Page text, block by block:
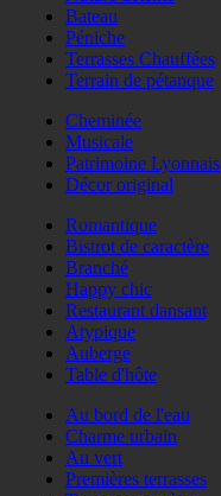
Bateau
Péniche
Terrasses Chauffées
Terrain de pétanque
Cheminée
Musicale
Patrimoine Lyonnais
Décor original
Romantique
Bistrot de caractère
Branché
Happy chic
Restaurant dansant
Atypique
Auberge
Table d'hôte
Au bord de l'eau
Charme urbain
Au vert
Premières terrasses